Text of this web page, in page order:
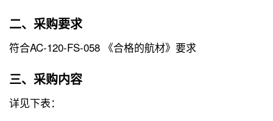
二、采购要求
符合AC-120-FS-058 《合格的航材》要求
三、采购内容
详见下表：